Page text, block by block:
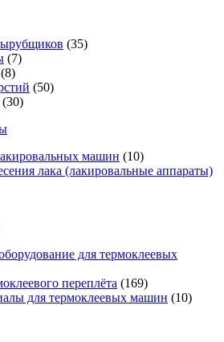
(35)
(7)
(8)
(50)
(30)
машин (10)
лака (лакировальные аппараты)
для термоклеевых
переплёта (169)
для термоклеевых машин (10)